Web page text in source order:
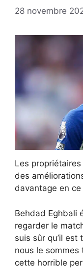
28 novembre
Les
des
davantage en
Behdad Eghbali
regarder le
suis sûr qu’il est
nous le
cette horrible